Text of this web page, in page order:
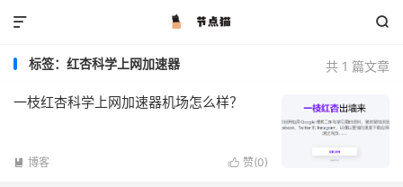


共 1 篇文章
标签：红杏科学上网加速器
一枝红杏科学上网加速器机场怎么样？
 赞(0)
 博客